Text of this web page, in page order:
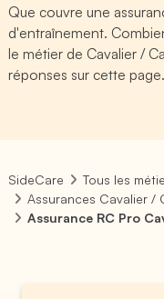
Que couvre une
d'entraînement.
le métier de Cavalier /
réponses sur cette page.
SideCare
Tous les
Assurances Cavalier /
Assurance RC Pro